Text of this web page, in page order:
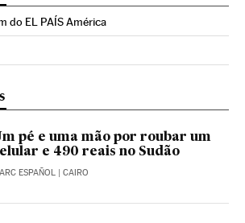
do EL PAÍS América
Brasil en Twitter
El País Brasil en Instagram
El País Brasil en Facebook
pé e uma mão por roubar um
e 490 reais no Sudão
ESPAÑOL | CAIRO